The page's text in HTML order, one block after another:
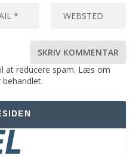
at reducere spam. Læs om
behandlet.